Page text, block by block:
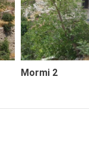
Mormi 2